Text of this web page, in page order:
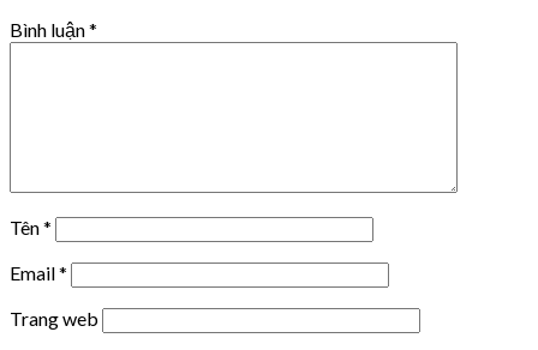
Bình luận*
Tên*
Email*
Trang web